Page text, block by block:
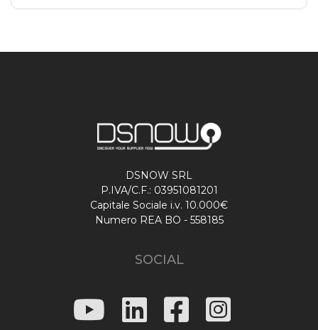
DSNOW SRL
P.IVA/C.F.: 03951081201
Capitale Sociale i.v. 10.000€
Numero REA BO - 558185
SOCIAL